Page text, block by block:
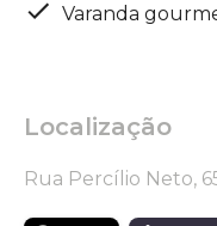
Varanda
Localização
Rua Percílio Neto,